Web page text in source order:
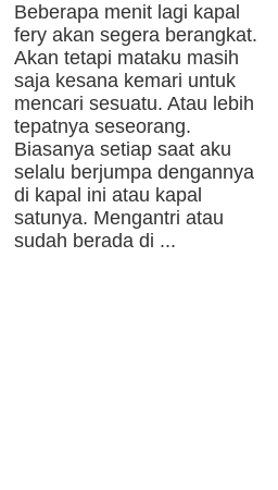
Beberapa menit lagi kapal
fery akan segera berangkat.
Akan tetapi mataku masih
saja kesana kemari untuk
mencari sesuatu. Atau lebih
tepatnya seseorang.
Biasanya setiap saat aku
selalu berjumpa dengannya
di kapal ini atau kapal
satunya. Mengantri atau
sudah berada di ...